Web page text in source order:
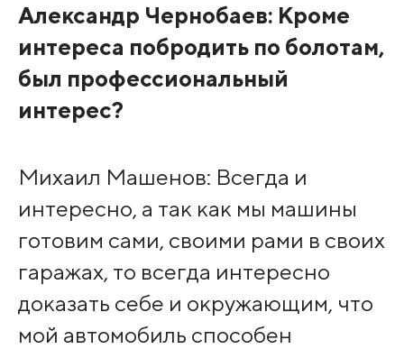
Александр Чернобаев: Кроме
интереса побродить по болотам,
был профессиональный
интерес?
Михаил Машенов: Всегда и
интересно, а так как мы машины
готовим сами, своими рами в своих
гаражах, то всегда интересно
доказать себе и окружающим, что
мой автомобиль способен